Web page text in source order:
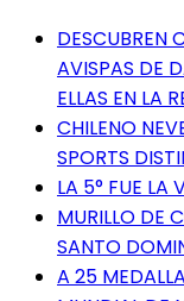
DESCUBREN
AVISPAS DE
ELLAS EN LA
CHILENO
SPORTS
LA 5° FUE LA
MURILLO DE
SANTO
A 25